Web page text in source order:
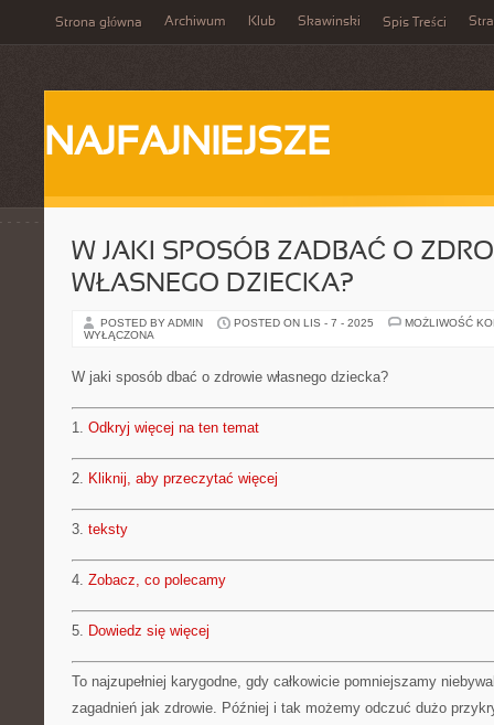
Strona główna Archiwum Klub Skawinski Spis Treści
NAJFAJNIEJSZE
W JAKI SPOSÓB ZADBAĆ O
WŁASNEGO DZIECKA?
POSTED BY ADMIN POSTED ON LIS - 7 - 2025
MOŻLIWOŚĆ
WYŁĄCZONA
W jaki sposób dbać o zdrowie własnego dziecka?
1. Odkryj więcej na ten temat
2. Kliknij, aby przeczytać więcej
3. teksty
4. Zobacz, co polecamy
5. Dowiedz się więcej
To najzupełniej karygodne, gdy całkowicie pomniejszamy
zagadnień jak zdrowie. Później i tak możemy odczuć dużo